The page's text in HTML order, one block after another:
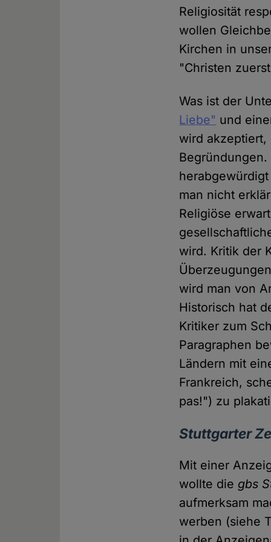
Religiosität
wollen
Kirchen in
"Christen
Was ist der
Liebe" und
wird akzeptiert,
man nicht
Religiöse
wird. Kritik der
wird man von
Historisch hat
Kritiker zum
Paragraphen
Ländern mit
Frankreich,
pas!") zu
Stuttgarter
Mit einer
wollte die gbs
aufmerksam
werben (siehe